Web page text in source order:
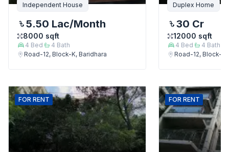
Independent House
5.50 Lac/Month
8000 sqft
4 Bed 4 Bath
Road-12, Block-K, Baridhara
Duplex Home
30 Cr
12000 sqft
4 Bed 4 Bath
Road-12, Block-K,
FOR RENT FOR RENT